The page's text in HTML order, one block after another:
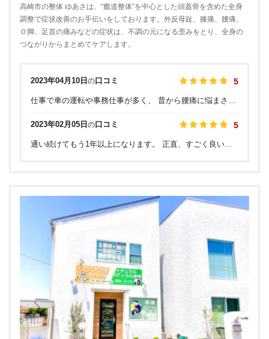
高崎市の整体 ゆあさは、“癒道整体”を中心とした頭蓋骨を含めた全身
調整で症状改善のお手伝いをしております。外反母趾、膝痛、腰痛、
Ｏ脚、足首の痛みなどの症状は、不調の元になる歪みをとり、全身の
つながりからまとめてケアします。
2023年04月10日 の口コミ 5
2023年02月05日 の口コミ 5